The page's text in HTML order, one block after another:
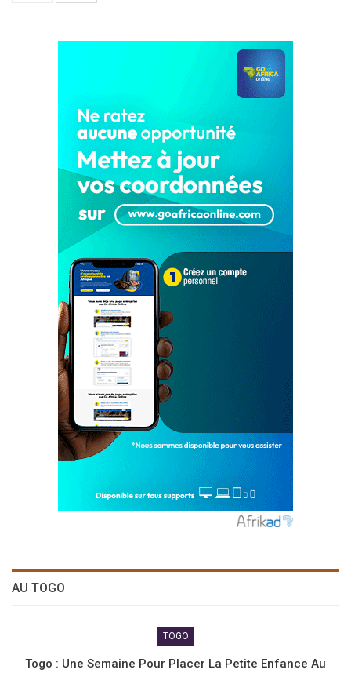
AU TOGO
TOGO
Togo : Une Semaine Pour Placer La Petite Enfance Au